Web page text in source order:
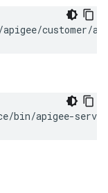
apigee/customer/
bin/apigee-